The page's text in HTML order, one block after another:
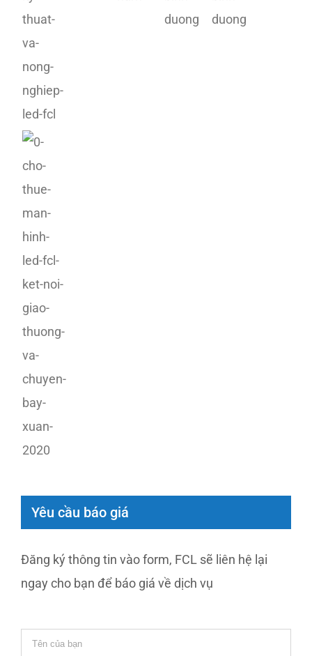
Yêu cầu báo giá
Đăng ký thông tin vào form, FCL sẽ liên hệ lại
ngay cho bạn để báo giá về dịch vụ